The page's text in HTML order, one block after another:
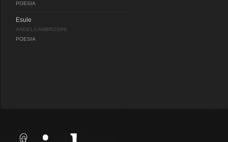
POESIA
Esule
ANGELA AMBROSINI
POESIA